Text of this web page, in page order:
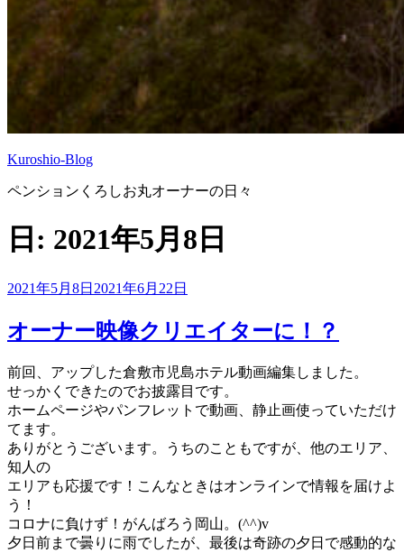
Kuroshio-Blog
ペンションくろしお丸オーナーの日々
日: 2021年5月8日
投
日:
2021年5月8日 2021年6月22日
オーナー映像クリエイターに！？
前回、アップした倉敷市児島ホテル動画編集しました。
せっかくできたのでお披露目です。
ホームページやパンフレットで動画、静止画使っていただけ
てます。
ありがとうございます。うちのこともですが、他のエリア、
知人の
エリアも応援です！こんなときはオンラインで情報を届けよ
う！
コロナに負けず！がんばろう岡山。(^^)v
夕日前まで曇りに雨でしたが、最後は奇跡の夕日で感動的な